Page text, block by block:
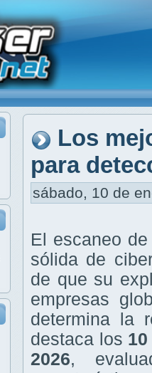
Los
para
sábado, 10 de
El escaneo
sólida de
de que su
empresas
determina la
destaca los
2026,